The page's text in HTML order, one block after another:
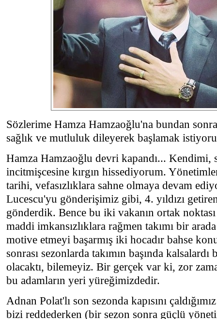
Sözlerime Hamza Hamzaoğlu'na bundan
sağlık ve mutluluk dileyerek başlamak
Hamza Hamzaoğlu devri kapandı...
incitmişcesine kırgın hissediyorum.
tarihi, vefasızlıklara sahne olmaya devam
Lucescu'yu gönderişimiz gibi, 4. yıldızı
gönderdik. Bence bu iki vakanın ortak
maddi imkansızlıklara rağmen takımı bir
motive etmeyi başarmış iki hocadır bahse
sonrası sezonlarda takımın başında kalsalardı
olacaktı, bilemeyiz. Bir gerçek var ki, zor
bu adamların yeri yüreğimizdedir.
Adnan Polat'lı son sezonda kapısını
bizi reddederken (bir sezon sonra güçlü